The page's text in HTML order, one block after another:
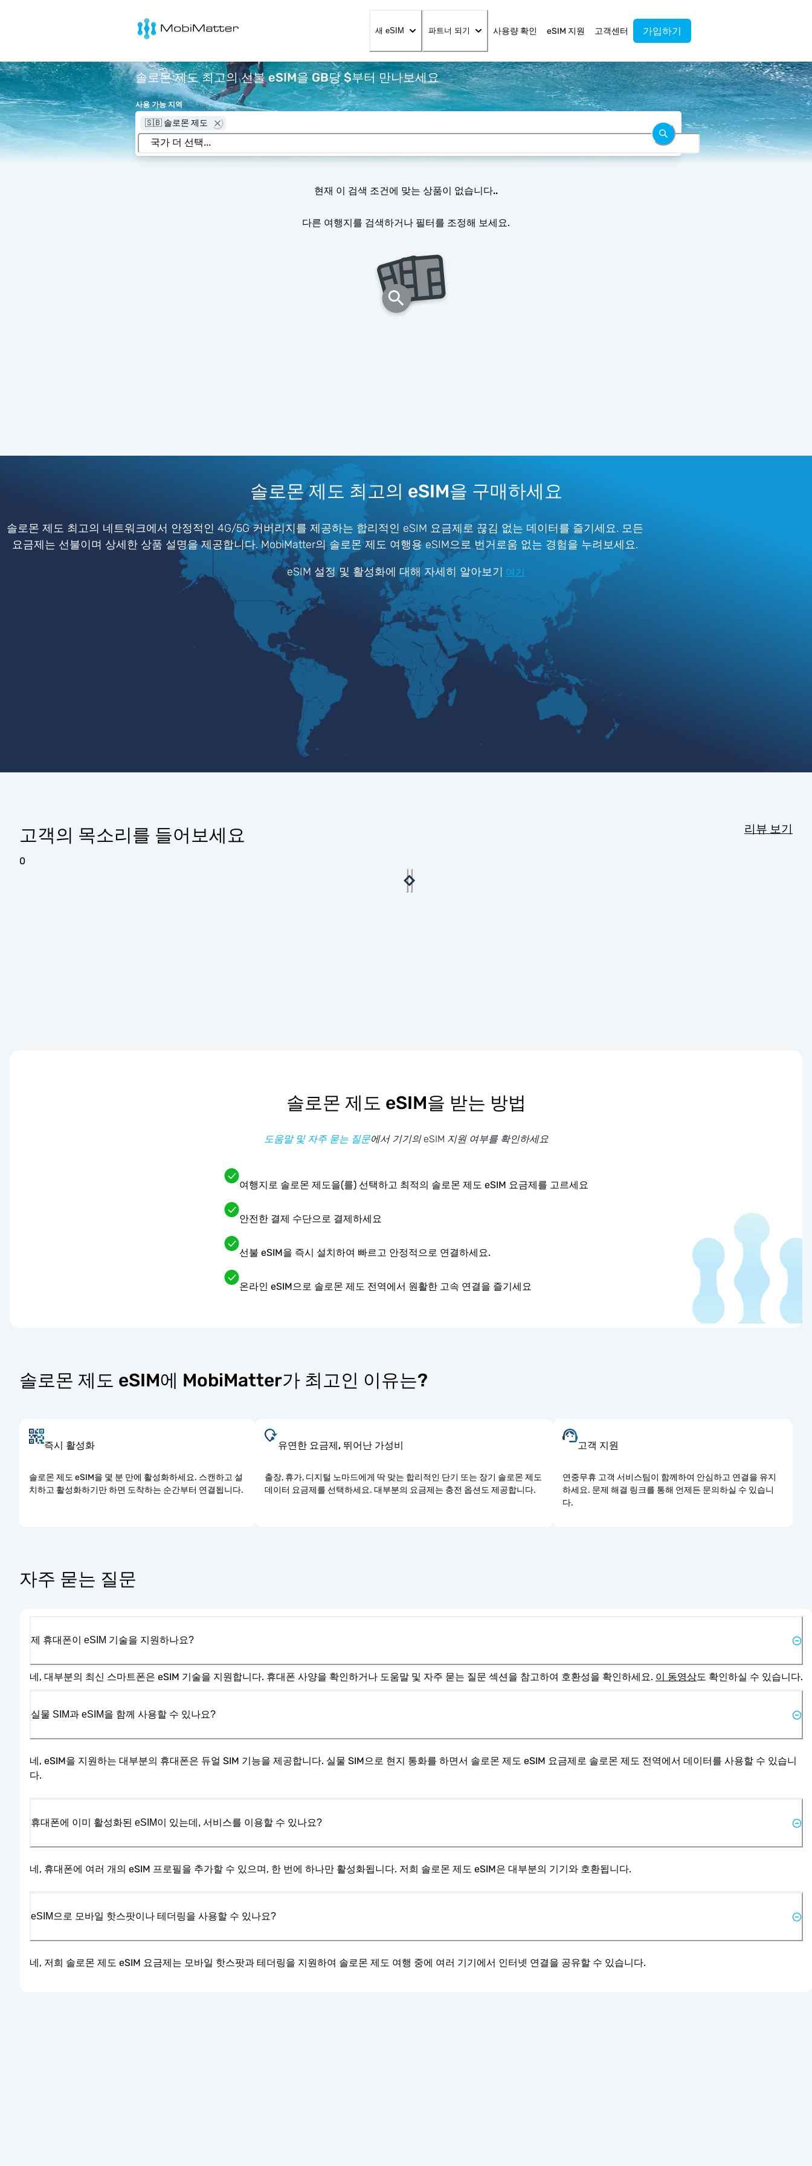
MobiMatter
새 eSIM 파트너 되기 사용량 확인 eSIM 지원 고객센터 가입하기
솔로몬 제도 최고의 선불 eSIM을 GB당 $부터 만나보세요
사용 가능 지역
🇸🇧 솔로몬 제도
현재 이 검색 조건에 맞는 상품이 없습니다..
다른 여행지를 검색하거나 필터를 조정해 보세요.
솔로몬 제도 최고의 eSIM을 구매하세요
솔로몬 제도 최고의 네트워크에서 안정적인 4G/5G 커버리지를 제공하는 합리적인 eSIM 요금제로 끊김 없는 데이터를 즐기세요. 모든
요금제는 선불이며 상세한 상품 설명을 제공합니다. MobiMatter의 솔로몬 제도 여행용 eSIM으로 번거로움 없는 경험을 누려보세요.
eSIM 설정 및 활성화에 대해 자세히 알아보기 여기
고객의 목소리를 들어보세요 리뷰 보기
0
솔로몬 제도 eSIM을 받는 방법
도움말 및 자주 묻는 질문에서 기기의 eSIM 지원 여부를 확인하세요
여행지로 솔로몬 제도을(를) 선택하고 최적의 솔로몬 제도 eSIM 요금제를 고르세요
안전한 결제 수단으로 결제하세요
선불 eSIM을 즉시 설치하여 빠르고 안정적으로 연결하세요.
온라인 eSIM으로 솔로몬 제도 전역에서 원활한 고속 연결을 즐기세요
솔로몬 제도 eSIM에 MobiMatter가 최고인 이유는?
즉시 활성화
솔로몬 제도 eSIM을 몇 분 만에 활성화하세요. 스캔하고 설
치하고 활성화하기만 하면 도착하는 순간부터 연결됩니다.
유연한 요금제, 뛰어난 가성비
출장, 휴가, 디지털 노마드에게 딱 맞는 합리적인 단기 또는 장기 솔로몬 제도
데이터 요금제를 선택하세요. 대부분의 요금제는 충전 옵션도 제공합니다.
고객 지원
연중무휴 고객 서비스팀이 함께하여 안심하고 연결을 유지
하세요. 문제 해결 링크를 통해 언제든 문의하실 수 있습니
다.
자주 묻는 질문
제 휴대폰이 eSIM 기술을 지원하나요?
네, 대부분의 최신 스마트폰은 eSIM 기술을 지원합니다. 휴대폰 사양을 확인하거나 도움말 및 자주 묻는 질문 섹션을 참고하여 호환성을 확인하세요. 이 동영상도 확인하실 수 있습니다.
실물 SIM과 eSIM을 함께 사용할 수 있나요?
네, eSIM을 지원하는 대부분의 휴대폰은 듀얼 SIM 기능을 제공합니다. 실물 SIM으로 현지 통화를 하면서 솔로몬 제도 eSIM 요금제로 솔로몬 제도 전역에서 데이터를 사용할 수 있습니
다.
휴대폰에 이미 활성화된 eSIM이 있는데, 서비스를 이용할 수 있나요?
네, 휴대폰에 여러 개의 eSIM 프로필을 추가할 수 있으며, 한 번에 하나만 활성화됩니다. 저희 솔로몬 제도 eSIM은 대부분의 기기와 호환됩니다.
eSIM으로 모바일 핫스팟이나 테더링을 사용할 수 있나요?
네, 저희 솔로몬 제도 eSIM 요금제는 모바일 핫스팟과 테더링을 지원하여 솔로몬 제도 여행 중에 여러 기기에서 인터넷 연결을 공유할 수 있습니다.